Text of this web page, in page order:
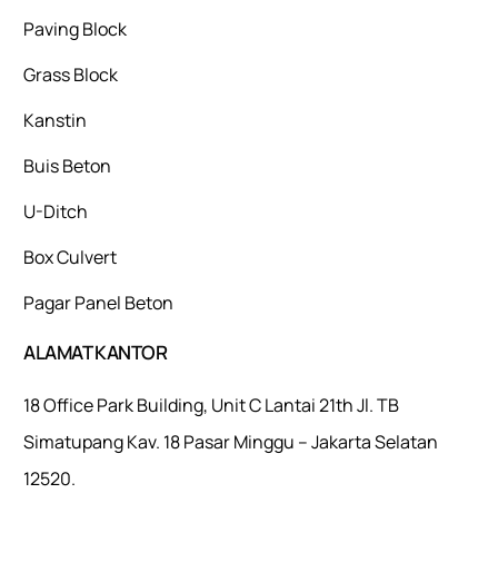
Paving Block
Grass Block
Kanstin
Buis Beton
U-Ditch
Box Culvert
Pagar Panel Beton
ALAMAT KANTOR
18 Office Park Building, Unit C Lantai 21th Jl. TB
Simatupang Kav. 18 Pasar Minggu – Jakarta Selatan
12520.